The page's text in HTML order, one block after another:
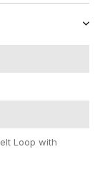
Loop with